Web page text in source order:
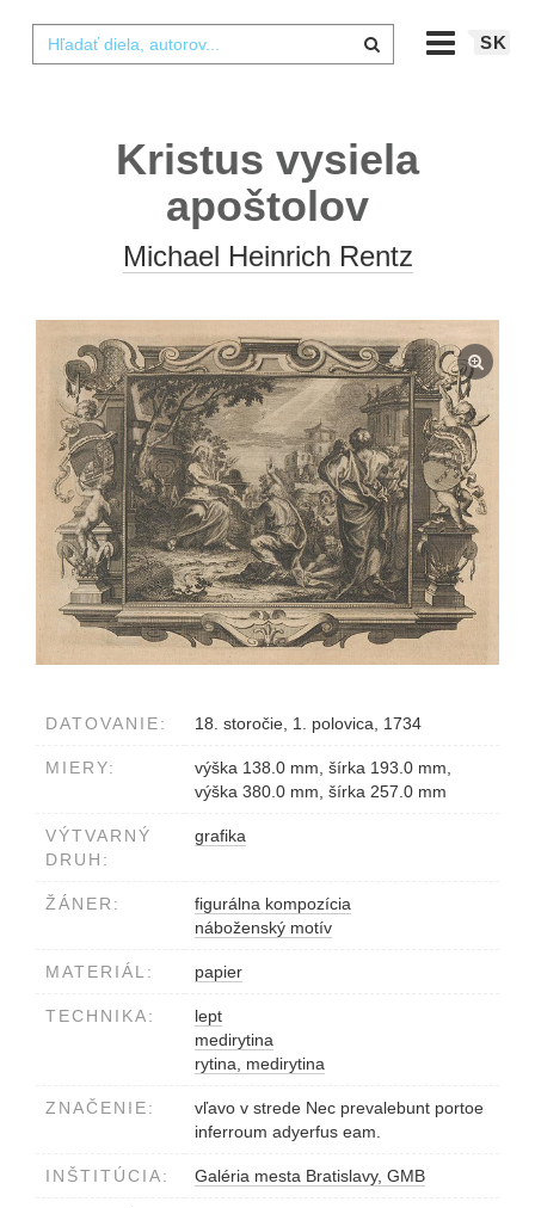
SK
Kristus vysiela
apoštolov
Michael Heinrich Rentz
DATOVANIE: 18. storočie, 1. polovica, 1734
MIERY:
výška 138.0 mm, šírka 193.0 mm,
výška 380.0 mm, šírka 257.0 mm
VÝTVARNÝ
DRUH:
grafika
ŽÁNER:
figurálna kompozícia
náboženský motív
MATERIÁL: papier
TECHNIKA:
lept
medirytina
rytina, medirytina
ZNAČENIE:
vľavo v strede Nec prevalebunt portoe
inferroum adyerfus eam.
INŠTITÚCIA: Galéria mesta Bratislavy, GMB